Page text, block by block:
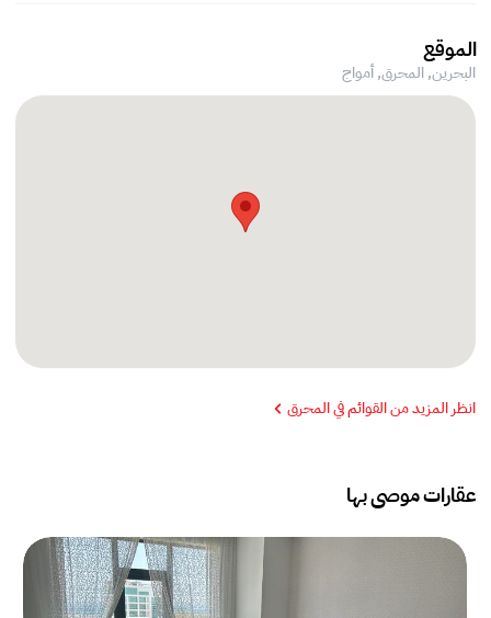
الموقع
البحرين, المحرق,أمواج
انظر المزيد من القوائم في المحرق
عقارات موصى بها